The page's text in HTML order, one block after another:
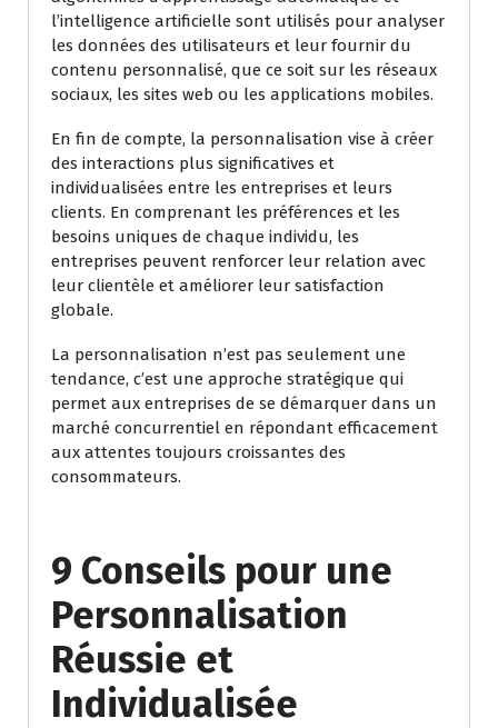
l’intelligence artificielle sont utilisés pour analyser
les données des utilisateurs et leur fournir du
contenu personnalisé, que ce soit sur les réseaux
sociaux, les sites web ou les applications mobiles.
En fin de compte, la personnalisation vise à créer
des interactions plus significatives et
individualisées entre les entreprises et leurs
clients. En comprenant les préférences et les
besoins uniques de chaque individu, les
entreprises peuvent renforcer leur relation avec
leur clientèle et améliorer leur satisfaction
globale.
La personnalisation n’est pas seulement une
tendance, c’est une approche stratégique qui
permet aux entreprises de se démarquer dans un
marché concurrentiel en répondant efficacement
aux attentes toujours croissantes des
consommateurs.
9 Conseils pour une
Personnalisation
Réussie et
Individualisée